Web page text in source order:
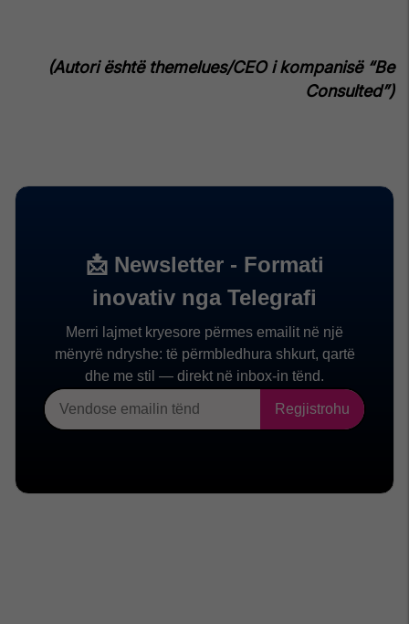
(Autori është themelues/CEO i kompanisë “Be
Consulted”)